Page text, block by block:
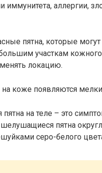
иммунитета, аллергии,
пятна, которые
участкам
менять локацию.
коже появляются
на теле – это
пятна
серо-белого